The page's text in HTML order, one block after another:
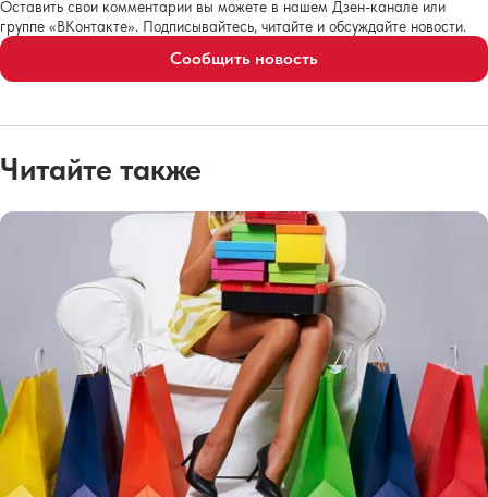
Оставить свои комментарии вы можете в нашем Дзен-канале или
группе «ВКонтакте». Подписывайтесь, читайте и обсуждайте новости.
Сообщить новость
Читайте также